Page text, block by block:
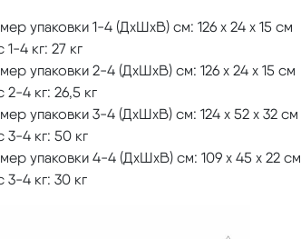
упаковки 1-4 (ДхШхВ) см: 126 х 24 х 15 см
1-4 кг: 27 кг
упаковки 2-4 (ДхШхВ) см: 126 х 24 х 15 см
2-4 кг: 26,5 кг
упаковки 3-4 (ДхШхВ) см: 124 х 52 х 32 см
3-4 кг: 50 кг
упаковки 4-4 (ДхШхВ) см: 109 х 45 х 22 см
3-4 кг: 30 кг